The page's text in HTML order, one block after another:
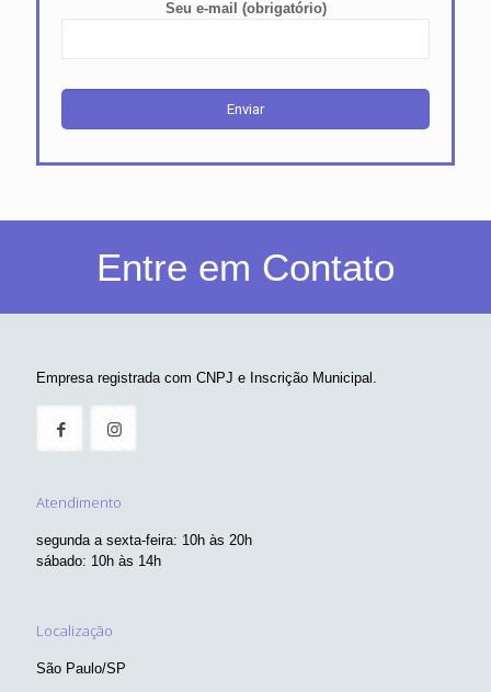
Seu e-mail (obrigatório)
Entre em Contato
Empresa registrada com CNPJ e Inscrição Municipal.
Atendimento
segunda a sexta-feira: 10h às 20h
sábado: 10h às 14h
Localização
São Paulo/SP